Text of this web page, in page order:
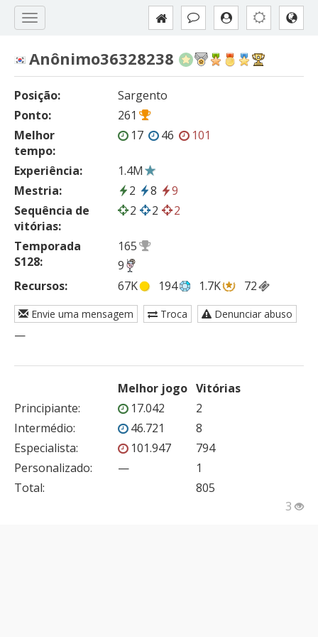
Anônimo36328238
Posição:
Sargento
Ponto:
261
Melhor
tempo:
17 46 101
Experiência:
1.4M
Mestria:
2 8
9
Sequência de
vitórias:
2 2 2
Temporada
S128:
165
9
Recursos:
67K 194 1.7K 72
Envie uma mensagem Troca Denunciar abuso
—
Melhor jogo Vitórias
Principiante: 17.042
2
Intermédio: 46.721
8
Especialista: 101.947
794
Personalizado: —
1
Total:
805
3